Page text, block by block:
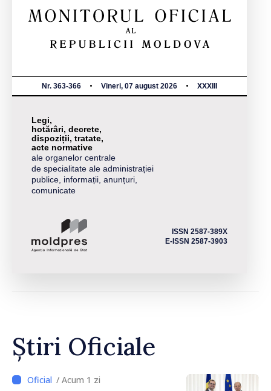
Nr. 363-366 Vineri, 07 august 2026 XXXIII
Legi,
hotărâri, decrete,
dispoziții, tratate,
acte normative
ale organelor centrale
de specialitate ale administrației
publice, informații, anunțuri,
comunicate
ISSN 2587-389X
E-ISSN 2587-3903
Știri Oficiale
/ Acum 1 zi